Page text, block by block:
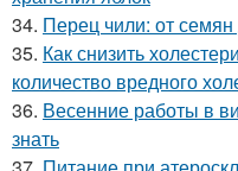
34. Перец чили: от
35. Как снизить
количество вредного
36. Весенние работы в
знать